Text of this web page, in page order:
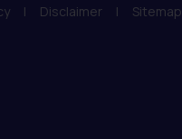
| Disclaimer | Sitemap